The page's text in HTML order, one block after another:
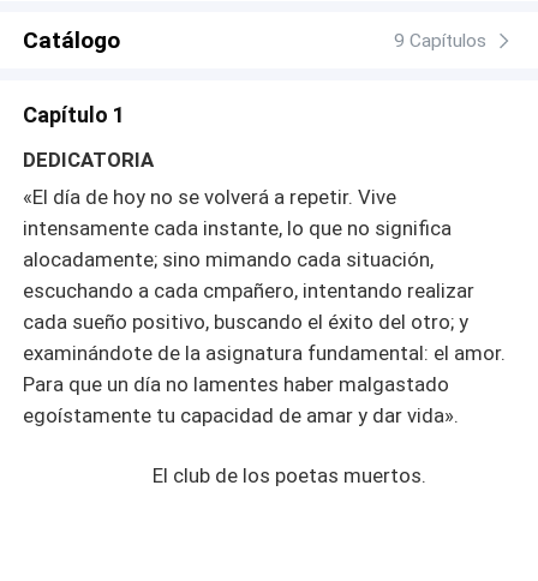
pero creerá que continúa aún con vida. Entonces te darás
Entonces comprenderás que mi amor fue tan grande que
no si él estaba a mi lado. Lo entenderás, porque está es
mi historia. Sean bienvenidos al legado de Scarlett
Lefebvre.
Catálogo 9 Capítulos
Capítulo 1
DEDICATORIA
«El día de hoy no se volverá a repetir. Vive
intensamente cada instante, lo que no significa
alocadamente; sino mimando cada situación,
escuchando a cada cmpañero, intentando realizar
cada sueño positivo, buscando el éxito del otro; y
examinándote de la asignatura fundamental: el amor.
Para que un día no lamentes haber malgastado
egoístamente tu capacidad de amar y dar vida».
El club de los poetas muertos.